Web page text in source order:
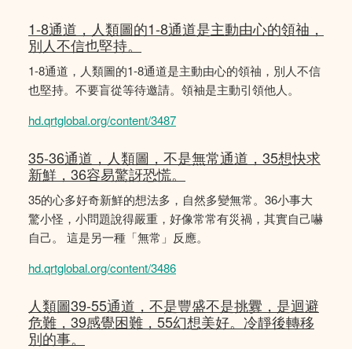
1-8通道，人類圖的1-8通道是主動由心的領䄂，
別人不信也堅持。
1-8通道，人類圖的1-8通道是主動由心的領䄂，別人不信
也堅持。不要盲從等待邀請。領袖是主動引領他人。
hd.qrtglobal.org/content/3487
35-36通道，人類圖，不是無常通道，35想快求
新鮮，36容易驚訝恐慌。
35的心多好奇新鮮的想法多，自然多變無常。36小事大
驚小怪，小問題說得嚴重，好像常常有災禍，其實自己嚇
自己。 這是另一種「無常」反應。
hd.qrtglobal.org/content/3486
人類圖39-55通道，不是豐盛不是挑釁，是迴避
危難，39感覺困難，55幻想美好。冷靜後轉移
別的事。